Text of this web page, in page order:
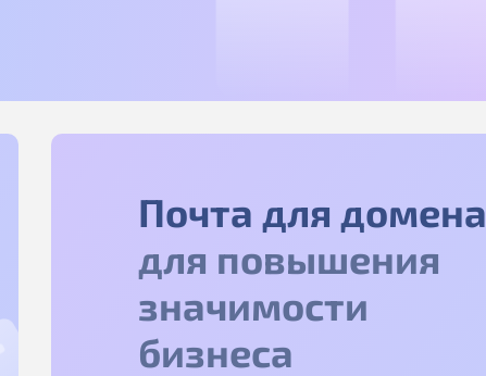
Почта для домена
для повышения
значимости
бизнеса